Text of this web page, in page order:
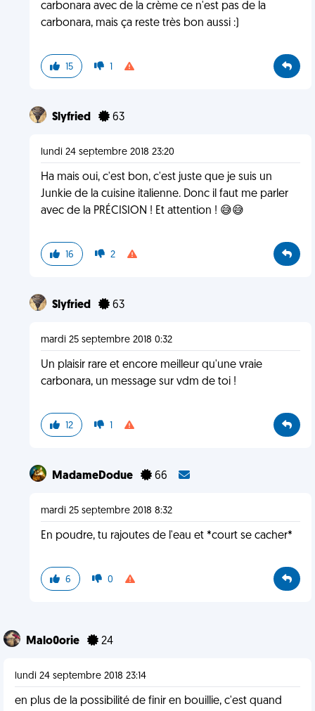
carbonara avec de la crème ce n'est pas de la
carbonara, mais ça reste très bon aussi :)
15 1
Slyfried 63
lundi 24 septembre 2018 23:20
Ha mais oui, c'est bon, c'est juste que je suis un
Junkie de la cuisine italienne. Donc il faut me parler
avec de la PRÉCISION ! Et attention ! 😅😅
16 2
Slyfried 63
mardi 25 septembre 2018 0:32
Un plaisir rare et encore meilleur qu'une vraie
carbonara, un message sur vdm de toi !
12 1
MadameDodue 66
mardi 25 septembre 2018 8:32
En poudre, tu rajoutes de l'eau et *court se cacher*
6 0
Malo0orie 24
lundi 24 septembre 2018 23:14
en plus de la possibilité de finir en bouillie, c'est quand